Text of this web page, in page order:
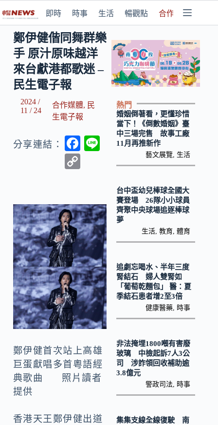
即時 時事 生活 暢觀點 合作媒體
鄭伊健偕同舞群樂
手 原汁原味越洋
來台獻港都歌迷 –
民生電子報
2024 /
11 / 24
合作媒體, 民
生電子報
分享連結：
F
o
o
k
y
Li
n
k
鄭伊健首次站上高雄
巨蛋獻唱多首粵語經
典歌曲 照片讀者
提供
香港天王鄭伊健出道
熱門
婚姻倒著看，更懂珍惜
當下！《倒數婚姻》臺
中三場完售 故事工廠
11月再推新作
藝文展覽 生活
台中盃幼兒棒球全國大
賽登場 26隊小小球員
齊聚中央球場追逐棒球
夢
生活 ,教育 ,體育
追劇忘喝水、半年三度
腎結石 婦人雙腎如
「葡萄乾麵包」 醫：夏
季結石患者增2至3倍
健康醫藥 時事
非法掩埋1800噸有害廢
玻璃 中檢起訴7人3公
司 涉詐領回收補助逾
3.8億元
警政司法 時事
集集支線全線復駛 南